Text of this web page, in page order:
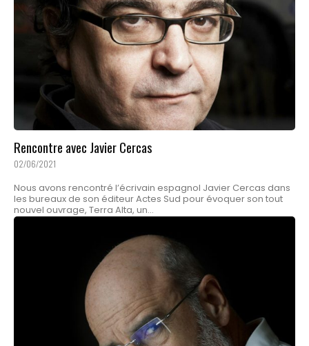
Rencontre avec Javier Cercas
02/06/2021
Nous avons rencontré l’écrivain espagnol Javier Cercas dans
les bureaux de son éditeur Actes Sud pour évoquer son tout
nouvel ouvrage, Terra Alta, un...